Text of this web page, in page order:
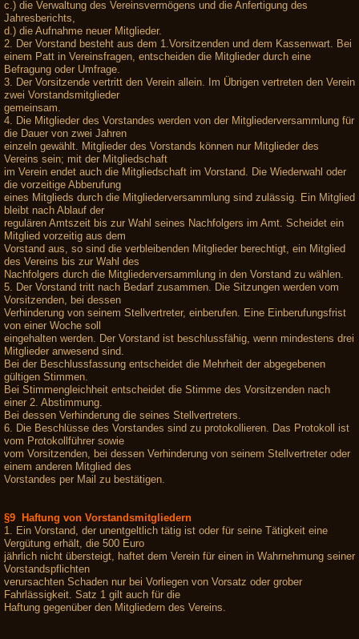
c.) die Verwaltung des Vereinsvermögens und die Anfertigung des
Jahresberichts,
d.) die Aufnahme neuer Mitglieder.
2. Der Vorstand besteht aus dem 1.Vorsitzenden und dem Kassenwart. Bei
einem Patt in Vereinsfragen, entscheiden die Mitglieder durch eine
Befragung oder Umfrage.
3. Der Vorsitzende vertritt den Verein allein. Im Übrigen vertreten den Verein
zwei Vorstandsmitglieder
gemeinsam.
4. Die Mitglieder des Vorstandes werden von der Mitgliederversammlung für
die Dauer von zwei Jahren
einzeln gewählt. Mitglieder des Vorstands können nur Mitglieder des
Vereins sein; mit der Mitgliedschaft
im Verein endet auch die Mitgliedschaft im Vorstand. Die Wiederwahl oder
die vorzeitige Abberufung
eines Mitglieds durch die Mitgliederversammlung sind zulässig. Ein Mitglied
bleibt nach Ablauf der
regulären Amtszeit bis zur Wahl seines Nachfolgers im Amt. Scheidet ein
Mitglied vorzeitig aus dem
Vorstand aus, so sind die verbleibenden Mitglieder berechtigt, ein Mitglied
des Vereins bis zur Wahl des
Nachfolgers durch die Mitgliederversammlung in den Vorstand zu wählen.
5. Der Vorstand tritt nach Bedarf zusammen. Die Sitzungen werden vom
Vorsitzenden, bei dessen
Verhinderung von seinem Stellvertreter, einberufen. Eine Einberufungsfrist
von einer Woche soll
eingehalten werden. Der Vorstand ist beschlussfähig, wenn mindestens drei
Mitglieder anwesend sind.
Bei der Beschlussfassung entscheidet die Mehrheit der abgegebenen
gültigen Stimmen.
Bei Stimmengleichheit entscheidet die Stimme des Vorsitzenden nach
einer 2. Abstimmung.
Bei dessen Verhinderung die seines Stellvertreters.
6. Die Beschlüsse des Vorstandes sind zu protokollieren. Das Protokoll ist
vom Protokollführer sowie
vom Vorsitzenden, bei dessen Verhinderung von seinem Stellvertreter oder
einem anderen Mitglied des
Vorstandes per Mail zu bestätigen.
§9 Haftung von Vorstandsmitgliedern
1. Ein Vorstand, der unentgeltlich tätig ist oder für seine Tätigkeit eine
Vergütung erhält, die 500 Euro
jährlich nicht übersteigt, haftet dem Verein für einen in Wahrnehmung seiner
Vorstandspflichten
verursachten Schaden nur bei Vorliegen von Vorsatz oder grober
Fahrlässigkeit. Satz 1 gilt auch für die
Haftung gegenüber den Mitgliedern des Vereins.